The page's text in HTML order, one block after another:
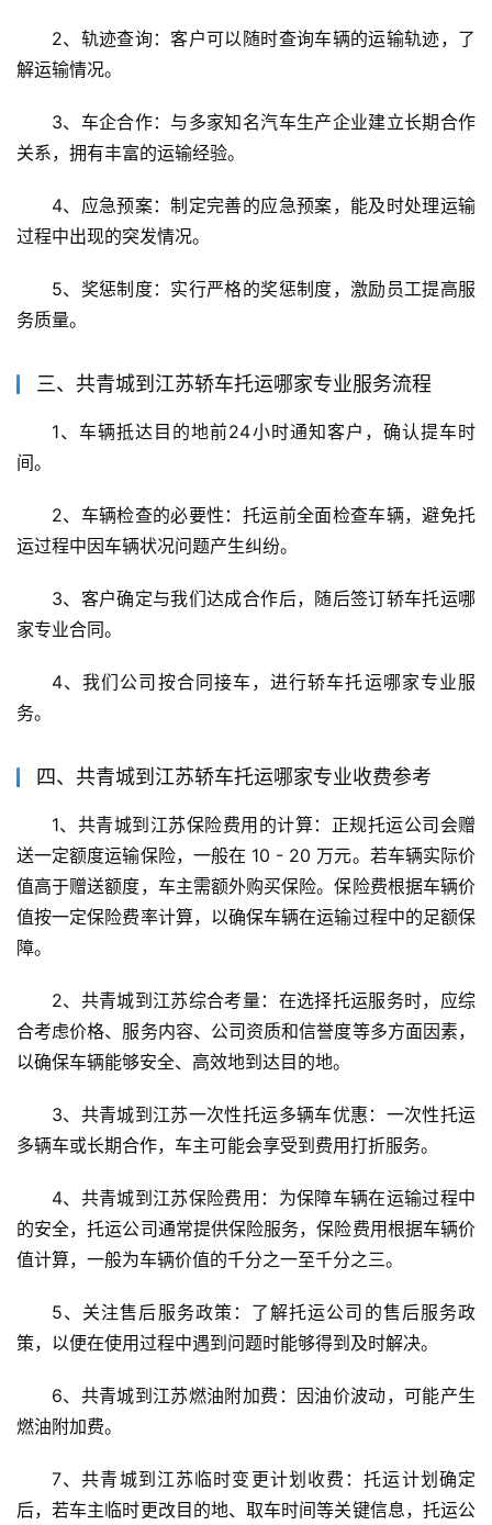
2、轨迹查询：客户可以随时查询车辆的运输轨迹，了
解运输情况。
3、车企合作：与多家知名汽车生产企业建立长期合作
关系，拥有丰富的运输经验。
4、应急预案：制定完善的应急预案，能及时处理运输
过程中出现的突发情况。
5、奖惩制度：实行严格的奖惩制度，激励员工提高服
务质量。
三、共青城到江苏轿车托运哪家专业服务流程
1、车辆抵达目的地前24小时通知客户，确认提车时
间。
2、车辆检查的必要性：托运前全面检查车辆，避免托
运过程中因车辆状况问题产生纠纷。
3、客户确定与我们达成合作后，随后签订轿车托运哪
家专业合同。
4、我们公司按合同接车，进行轿车托运哪家专业服
务。
四、共青城到江苏轿车托运哪家专业收费参考
1、共青城到江苏保险费用的计算：正规托运公司会赠
送一定额度运输保险，一般在 10 - 20 万元。若车辆实际价
值高于赠送额度，车主需额外购买保险。保险费根据车辆价
值按一定保险费率计算，以确保车辆在运输过程中的足额保
障。
2、共青城到江苏综合考量：在选择托运服务时，应综
合考虑价格、服务内容、公司资质和信誉度等多方面因素，
以确保车辆能够安全、高效地到达目的地。
3、共青城到江苏一次性托运多辆车优惠：一次性托运
多辆车或长期合作，车主可能会享受到费用打折服务。
4、共青城到江苏保险费用：为保障车辆在运输过程中
的安全，托运公司通常提供保险服务，保险费用根据车辆价
值计算，一般为车辆价值的千分之一至千分之三。
5、关注售后服务政策：了解托运公司的售后服务政
策，以便在使用过程中遇到问题时能够得到及时解决。
6、共青城到江苏燃油附加费：因油价波动，可能产生
燃油附加费。
7、共青城到江苏临时变更计划收费：托运计划确定
后，若车主临时更改目的地、取车时间等关键信息，托运公